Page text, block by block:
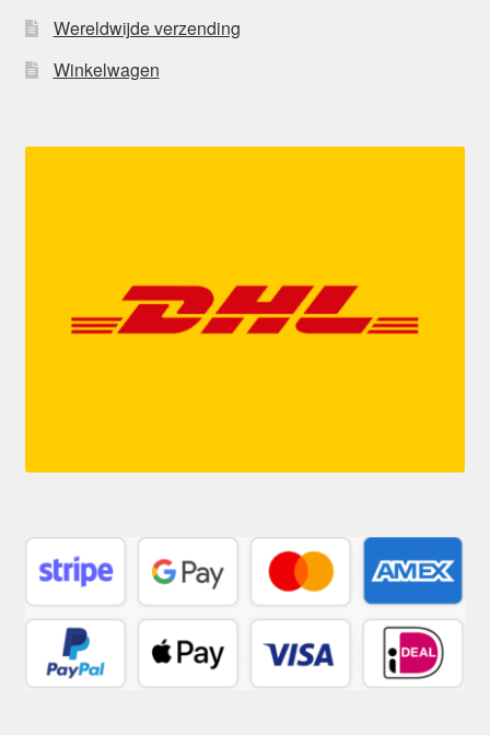
Wereldwijde verzending
Winkelwagen